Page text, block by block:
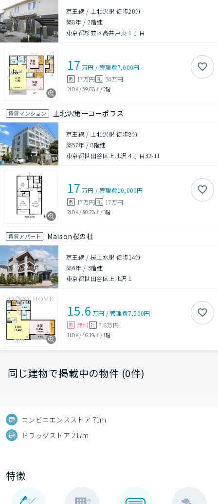
京王線 / 上北沢駅 徒歩20分
築8年 / 2階建
東京都杉並区高井戸東１丁目
17 万円 /管理費7,000円
敷 17万円 礼 34万円
2LDK/59.07㎡ / 2階
賃貸マンション 上北沢第一コーポラス
京王線 / 上北沢駅 徒歩8分
築57年 /8階建
東京都世田谷区上北沢４丁目32-11
17 万円 /管理費10,000円
敷 17万円 礼 17万円
2LDK/50.22㎡ /3階
賃貸アパート Maison桜の杜
京王線 / 桜上水駅 徒歩14分
築6年 / 3階建
東京都世田谷区上北沢１
15.6 万円 /管理費7,500円
敷 無料 礼 7.8万円
1LDK/46.19㎡ / 1階
同じ建物で掲載中の物件 (0件)
コンビニエンスストア 71m
ドラッグストア 217m
特徴